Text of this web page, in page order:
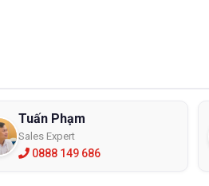
Tuấn Phạm
Sales Expert
0888 149 686